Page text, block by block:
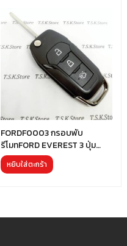
FORDF0003 กรอบพับ
รีโมทFORD EVEREST 3 ปุ่ม
แบบใหม่
หยิบใส่ตะกร้า